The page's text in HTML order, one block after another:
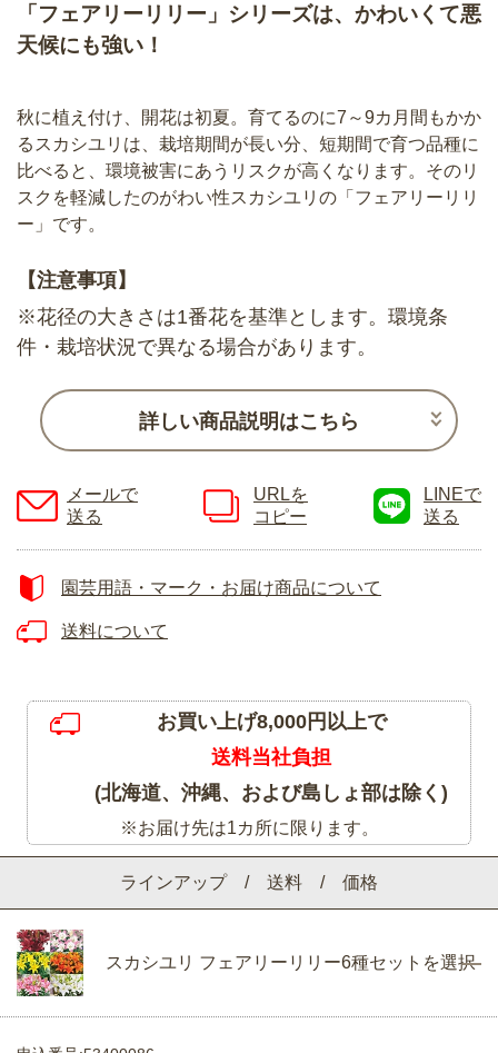
「フェアリーリリー」シリーズは、かわいくて悪
天候にも強い！
ラインアップ / 送料 / 価格
スカシユリ フェアリーリリー6種セットを選択
秋に植え付け、開花は初夏。育てるのに7～9カ月間もかか
るスカシユリは、栽培期間が長い分、短期間で育つ品種に
比べると、環境被害にあうリスクが高くなります。そのリ
スクを軽減したのがわい性スカシユリの「フェアリーリリ
ー」です。
【注意事項】
※花径の大きさは1番花を基準とします。環境条
件・栽培状況で異なる場合があります。
詳しい商品説明はこちら
メールで
送る
URLを
コピー
LINEで
送る
園芸用語・マーク・お届け商品について
送料について
お買い上げ8,000円以上で
送料当社負担
(北海道、沖縄、および島しょ部は除く)
※お届け先は1カ所に限ります。